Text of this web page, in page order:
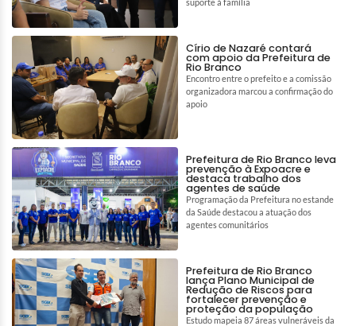
Círio de Nazaré contará
com apoio da Prefeitura de
Rio Branco
Encontro entre o prefeito e a comissão
organizadora marcou a confirmação do
apoio
Prefeitura de Rio Branco leva
prevenção à Expoacre e
destaca trabalho dos
agentes de saúde
Programação da Prefeitura no estande
da Saúde destacou a atuação dos
agentes comunitários
Prefeitura de Rio Branco
lança Plano Municipal de
Redução de Riscos para
fortalecer prevenção e
proteção da população
Estudo mapeia 87 áreas vulneráveis da